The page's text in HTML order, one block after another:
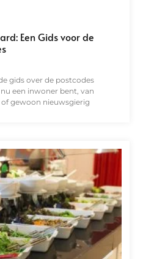
Een Gids voor de
gids over de postcodes
een inwoner bent, van
gewoon nieuwsgierig